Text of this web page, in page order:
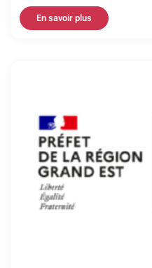
En savoir plus